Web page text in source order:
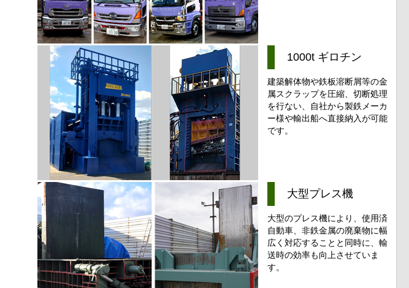
1000t ギロチン
建築解体物や鉄板溶断屑等の金
属スクラップを圧縮、切断処理
を行ない、自社から製鉄メーカ
ー様や輸出船へ直接納入が可能
です。
大型プレス機
大型のプレス機により、使用済
自動車、非鉄金属の廃棄物に幅
広く対応することと同時に、輸
送時の効率も向上させていま
す。